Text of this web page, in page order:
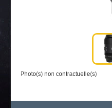
Photo(s) non contractuelle(s)